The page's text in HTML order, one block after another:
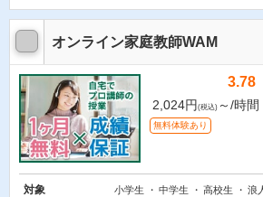
オンライン家庭教師WAM
3.78
2,024円 (税込) ～/時間
無料体験あり
対象 小学生 中学生 高校生 浪